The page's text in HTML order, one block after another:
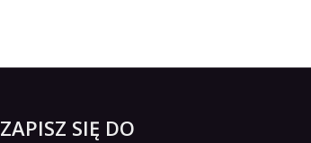
ZAPISZ SIĘ DO